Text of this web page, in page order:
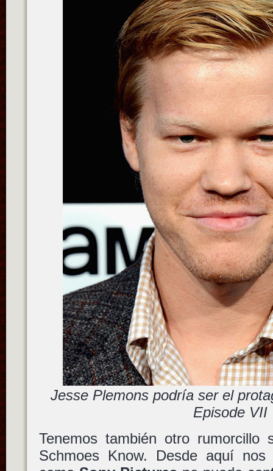
Jesse Plemons podría ser el
Episode VII
Tenemos también otro
Schmoes Know. Desde aquí